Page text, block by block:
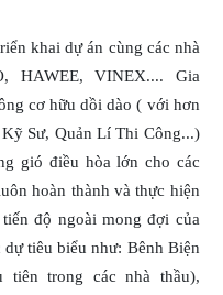
khai dự án cùng các nhà
HAWEE, VINEX.... Gia
cơ hữu dồi dào ( với hơn
Sư, Quản Lí Thi Công...)
gió điều hòa lớn cho các
hoàn thành và thực hiện
độ ngoài mong đợi của
tiêu biểu như: Bênh Biện
tiên trong các nhà thầu),